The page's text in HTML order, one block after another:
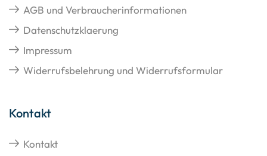
AGB und Verbraucherinformationen
Datenschutzklaerung
Impressum
Widerrufsbelehrung und Widerrufsformular
Kontakt
Kontakt